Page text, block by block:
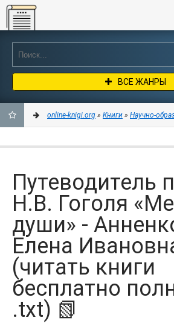
Online-knigi.org
ВСЕ ЖАНРЫ
ЗАКЛАДКИ
online-knigi.org » Книги » Научно-
Путеводитель
Н.В. Гоголя
души» -
Елена
(читать книги
бесплатно
.txt) 📗